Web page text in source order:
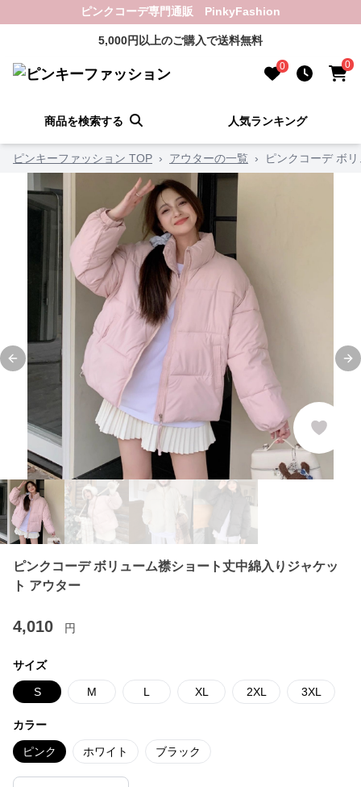
ピンクコーデ専門通販 PinkyFashion
5,000円以上のご購入で送料無料
0 0
商品を検索する 人気ランキング
ピンキーファッション TOP › アウターの一覧 › ピンクコーデ ボ
Previous slide
ピンクコーデ ボリューム襟ショート丈中綿入りジャケッ
ト アウター
4,010 円
サイズ
S M L XL 2XL 3XL
カラー
ピンク ホワイト ブラック